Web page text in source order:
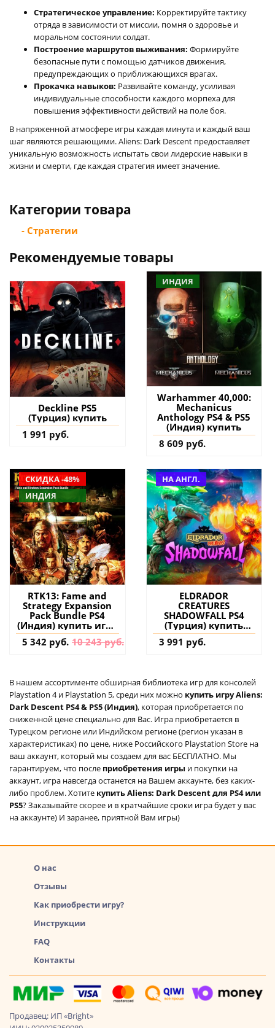
Стратегическое управление: Корректируйте тактику
отряда в зависимости от миссии, помня о здоровье и
моральном состоянии солдат.
Построение маршрутов выживания: Формируйте
безопасные пути с помощью датчиков движения,
предупреждающих о приближающихся врагах.
Прокачка навыков: Развивайте команду, усиливая
индивидуальные способности каждого морпеха для
повышения эффективности действий на поле боя.
В напряженной атмосфере игры каждая минута и каждый ваш
шаг являются решающими. Aliens: Dark Descent предоставляет
уникальную возможность испытать свои лидерские навыки в
жизни и смерти, где каждая стратегия имеет значение.
Категории товара
- Стратегии
Рекомендуемые товары
Deckline PS5
(Турция) купить
1 991 руб.
ИНДИЯ
Warhammer 40,000:
Mechanicus
Anthology PS4 & PS5
(Индия) купить
8 609 руб.
СКИДКА -48%
ИНДИЯ
RTK13: Fame and
Strategy Expansion
Pack Bundle PS4
(Индия) купить игру
на аккаунт
5 342 руб. 10 243 руб.
НА АНГЛ.
ELDRADOR
CREATURES
SHADOWFALL PS4
(Турция) купить
игру на аккаунт
3 991 руб.
В нашем ассортименте обширная библиотека игр для консолей
Playstation 4 и Playstation 5, среди них можно купить игру Aliens:
Dark Descent PS4 & PS5 (Индия), которая приобретается по
сниженной цене специально для Вас. Игра приобретается в
Турецком регионе или Индийском регионе (регион указан в
характеристиках) по цене, ниже Российского Playstation Store на
ваш аккаунт, который мы создаем для вас БЕСПЛАТНО. Мы
гарантируем, что после приобретения игры и покупки на
аккаунт, игра навсегда останется на Вашем аккаунте, без каких-
либо проблем. Хотите купить Aliens: Dark Descent для PS4 или
PS5? Заказывайте скорее и в кратчайшие сроки игра будет у вас
на аккаунте) И заранее, приятной Вам игры)
О нас
Отзывы
Как приобрести игру?
Инструкции
FAQ
Контакты
Продавец: ИП «Bright»